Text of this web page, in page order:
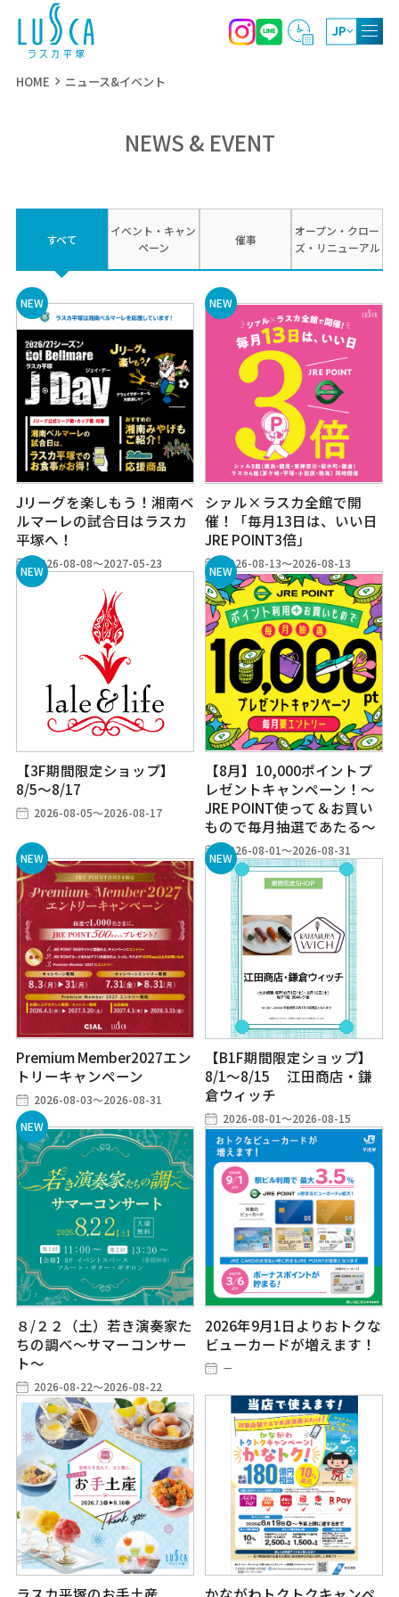
屋上庭園
10:00～19:00（4月～9月）
10:00～17:00（10月～3月）
JP
HOME ニュース&イベント
NEWS & EVENT
すべて
イベント・キャン
ペーン
催事
オープン・クロー
ズ・リニューアル
Jリーグを楽しもう！湘南ベ
ルマーレの試合日はラスカ
平塚へ！
2026-08-08～2027-05-23
シァル×ラスカ全館で開
催！「毎月13日は、いい日
JRE POINT3倍」
2026-08-13～2026-08-13
【3F期間限定ショップ】
8/5～8/17
2026-08-05～2026-08-17
【8月】10,000ポイントプ
レゼントキャンペーン！～
JRE POINT使って＆お買い
もので毎月抽選であたる～
2026-08-01～2026-08-31
Premium Member2027エン
トリーキャンペーン
2026-08-03～2026-08-31
【B1F期間限定ショップ】
8/1～8/15 江田商店・鎌
倉ウィッチ
2026-08-01～2026-08-15
８/２２（土）若き演奏家た
ちの調べ～サマーコンサー
ト～
2026-08-22～2026-08-22
2026年9月1日よりおトクな
ビューカードが増えます！
－